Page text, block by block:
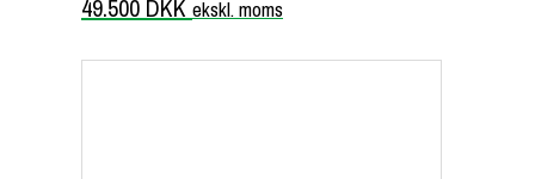
49.500 DKK ekskl. moms